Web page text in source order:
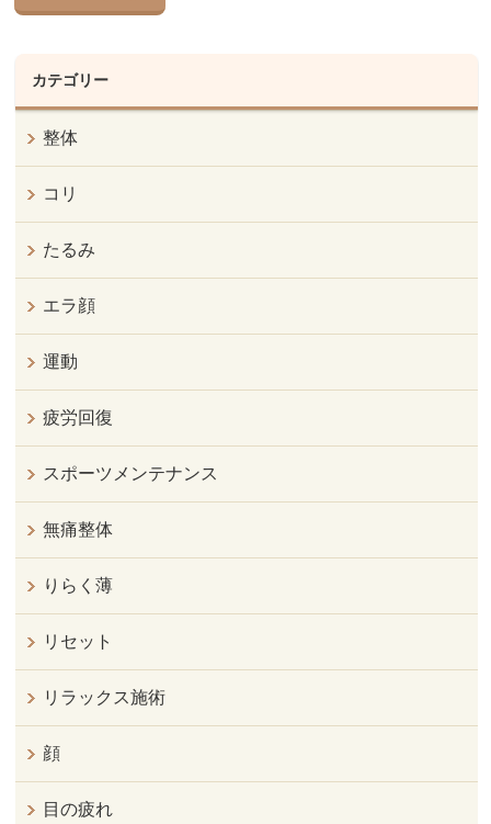
カテゴリー
整体
コリ
たるみ
エラ顔
運動
疲労回復
スポーツメンテナンス
無痛整体
りらく薄
リセット
リラックス施術
顔
目の疲れ